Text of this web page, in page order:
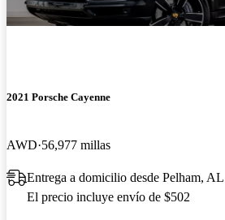
2021 Porsche Cayenne
AWD 56,977 millas
Entrega a domicilio desde Pelham, AL
El precio incluye envío de $502